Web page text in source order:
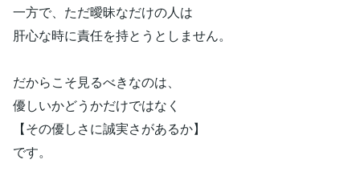
一方で、ただ曖昧なだけの人は
肝心な時に責任を持とうとしません。
だからこそ見るべきなのは、
優しいかどうかだけではなく
【その優しさに誠実さがあるか】
です。